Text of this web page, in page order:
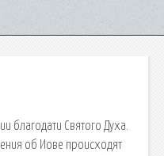
благодати Святого Духа.
об Иове происходят